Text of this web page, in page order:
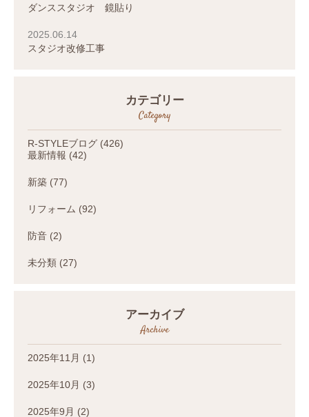
ダンススタジオ 鏡貼り
2025.06.14
スタジオ改修工事
カテゴリー
Category
R-STYLEブログ (426)
最新情報 (42)
新築 (77)
リフォーム (92)
防音 (2)
未分類 (27)
アーカイブ
Archive
2025年11月 (1)
2025年10月 (3)
2025年9月 (2)